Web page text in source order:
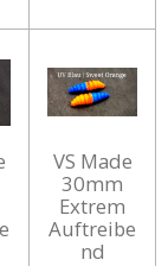
VS Made
30mm
Extrem
Auftreibe
nd